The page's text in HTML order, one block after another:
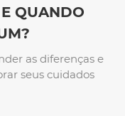
QUANDO
as diferenças e
seus cuidados